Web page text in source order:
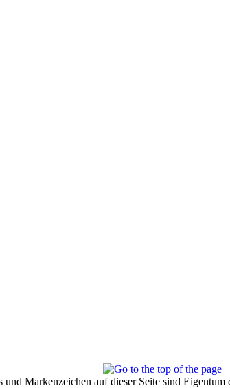
und Markenzeichen auf dieser Seite sind